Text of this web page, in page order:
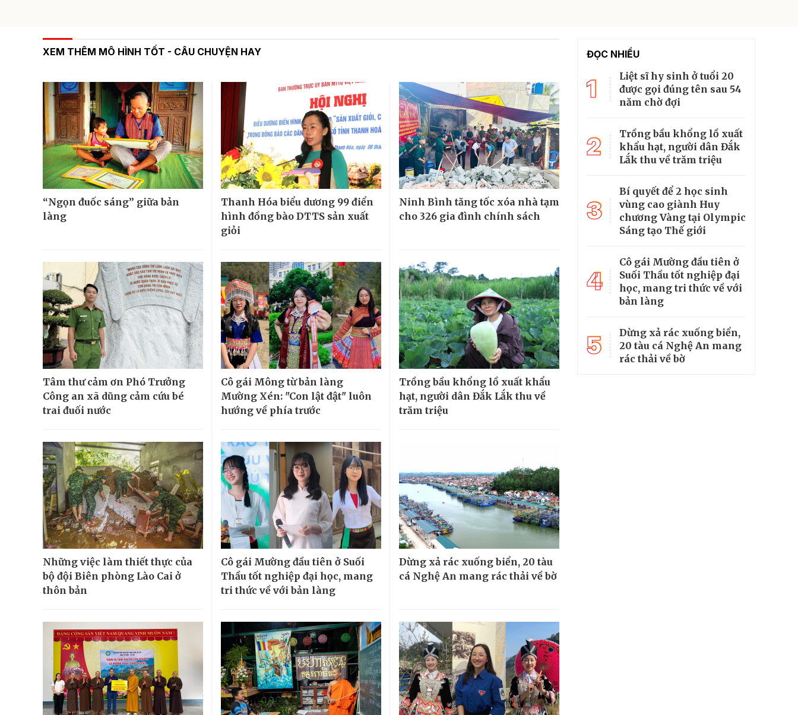
XEM THÊM MÔ HÌNH TỐT - CÂU CHUYỆN HAY
“Ngọn đuốc sáng” giữa bản
làng
Thanh Hóa biểu dương 99 điển
hình đồng bào DTTS sản xuất
giỏi
Ninh Bình tăng tốc xóa nhà tạm
cho 326 gia đình chính sách
Tâm thư cảm ơn Phó Trưởng
Công an xã dũng cảm cứu bé
trai đuối nước
Cô gái Mông từ bản làng
Mường Xén: "Con lật đật" luôn
hướng về phía trước
Trồng bầu khổng lồ xuất khẩu
hạt, người dân Đắk Lắk thu về
trăm triệu
Những việc làm thiết thực của
bộ đội Biên phòng Lào Cai ở
thôn bản
Cô gái Mường đầu tiên ở Suối
Thầu tốt nghiệp đại học, mang
tri thức về với bản làng
Dừng xả rác xuống biển, 20 tàu
cá Nghệ An mang rác thải về bờ
ĐỌC NHIỀU
1
Liệt sĩ hy sinh ở tuổi 20
được gọi đúng tên sau 54
năm chờ đợi
2
Trồng bầu khổng lồ xuất
khẩu hạt, người dân Đắk
Lắk thu về trăm triệu
3
Bí quyết để 2 học sinh
vùng cao giành Huy
chương Vàng tại Olympic
Sáng tạo Thế giới
4
Cô gái Mường đầu tiên ở
Suối Thầu tốt nghiệp đại
học, mang tri thức về với
bản làng
5
Dừng xả rác xuống biển,
20 tàu cá Nghệ An mang
rác thải về bờ